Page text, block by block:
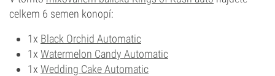
celkem 6 semen konopí:
1x Black Orchid Automatic
1x Watermelon Candy Automatic
1x Wedding Cake Automatic